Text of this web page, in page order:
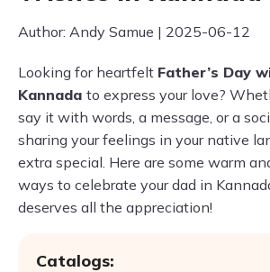
Author: Andy Samue | 2025-06-12
Looking for heartfelt Father’s Day
Kannada to express your love?
say it with words, a message, or a
sharing your feelings in your native
extra special. Here are some warm
ways to celebrate your dad in
deserves all the appreciation!
Catalogs: